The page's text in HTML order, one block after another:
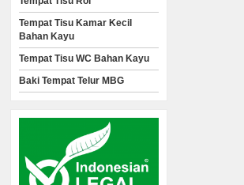
Tempat Tisu Kamar Kecil
Bahan Kayu
Tempat Tisu WC Bahan Kayu
Baki Tempat Telur MBG